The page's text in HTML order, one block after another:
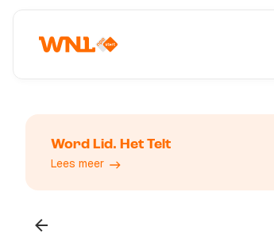
Word Lid. Het Telt
Lees meer